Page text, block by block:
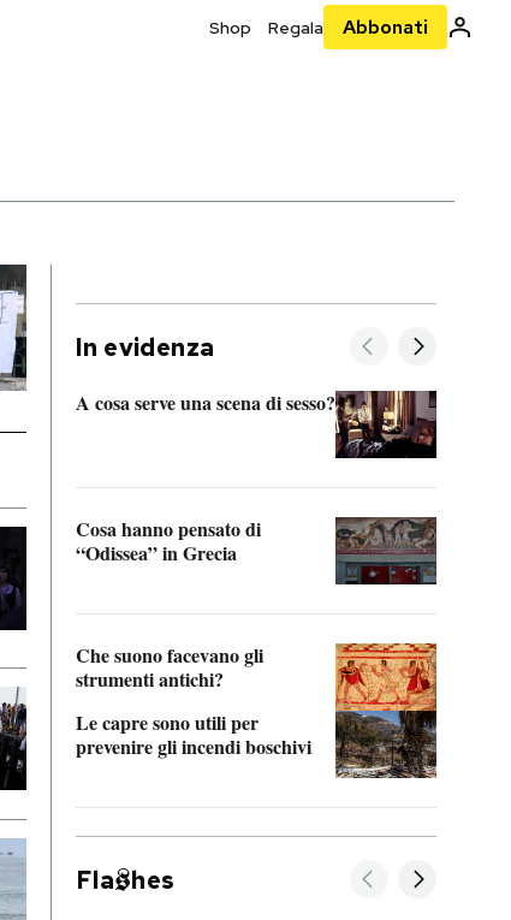
Shop Regala Abbonati
In evidenza
A cosa serve una scena di sesso?
Cosa hanno pensato di
“Odissea” in Grecia
Che suono facevano gli
strumenti antichi?
Le capre sono utili per
prevenire gli incendi boschivi
Fla hes